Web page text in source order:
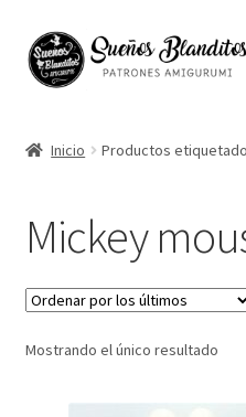
Ir
a
Ir
al
contenido
Ayuda
Blog
Vuestros Amigurumis
Inicio Productos
Mickey
Mostrando el único resultado